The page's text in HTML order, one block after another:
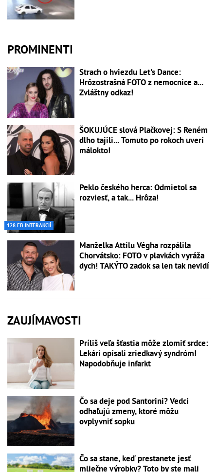
PROMINENTI
Strach o hviezdu Let's Dance:
Hrôzostrašná FOTO z nemocnice a...
Zvláštny odkaz!
ŠOKUJÚCE slová Plačkovej: S Reném
dlho tajili... Tomuto po rokoch uverí
málokto!
128 FB INTERAKCIÍ
Peklo českého herca: Odmietol sa
rozviesť, a tak... Hrôza!
Manželka Attilu Végha rozpálila
Chorvátsko: FOTO v plavkách vyráža
dych! TAKÝTO zadok sa len tak nevidí
ZAUJÍMAVOSTI
Príliš veľa šťastia môže zlomiť srdce:
Lekári opísali zriedkavý syndróm!
Napodobňuje infarkt
Čo sa deje pod Santorini? Vedci
odhaľujú zmeny, ktoré môžu
ovplyvniť sopku
Čo sa stane, keď prestanete jesť
mliečne výrobky? Toto by ste mali